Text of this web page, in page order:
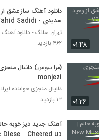
۰۱:۴۸
دانلود آهنگ ساز عشق
سدیدی - Vahid Sadidi
تهران سانگ - دانلود
۴۶۲ بازدید
۰۱:۲۶
monjezi
دانیال منجزی خواننده
۱۳ بازدید
Diese – Cheered up